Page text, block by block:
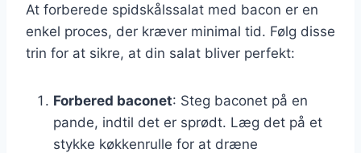
At forberede spidskålssalat med bacon er en
enkel proces, der kræver minimal tid. Følg disse
trin for at sikre, at din salat bliver perfekt:
Forbered baconet: Steg baconet på en
pande, indtil det er sprødt. Læg det på et
stykke køkkenrulle for at dræne